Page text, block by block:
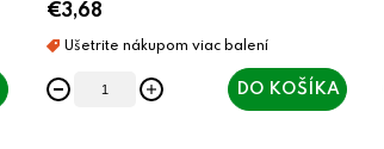
€3,68
DO KOŠÍKA